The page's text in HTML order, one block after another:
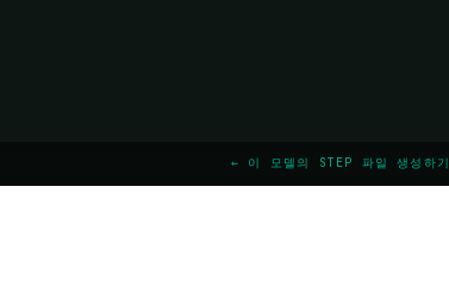
← 이 모델의 STEP 파일 생성하기